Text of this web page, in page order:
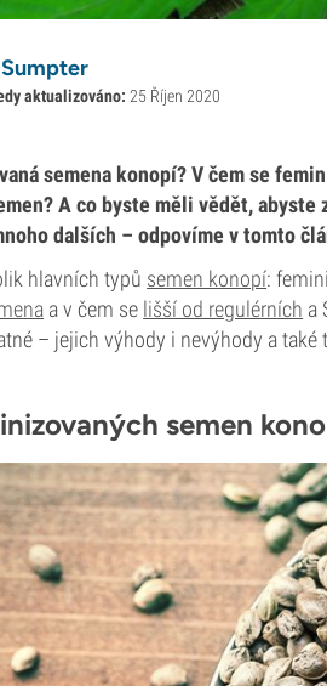
aktualizováno: 25 Říjen 2020
semena konopí? V čem se
A co byste měli vědět,
dalších – odpovíme v tomto
hlavních typů semen konopí:
a v čem se lišší od regulérních a
– jejich výhody i nevýhody a
semen